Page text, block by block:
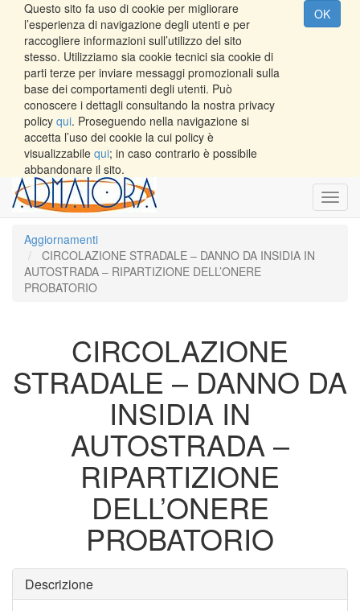
Questo sito fa uso di cookie per migliorare
l’esperienza di navigazione degli utenti e per
raccogliere informazioni sull’utilizzo del sito
stesso. Utilizziamo sia cookie tecnici sia cookie di
parti terze per inviare messaggi promozionali sulla
base dei comportamenti degli utenti. Può
conoscere i dettagli consultando la nostra privacy
policy qui. Proseguendo nella navigazione si
accetta l’uso dei cookie la cui policy è
visualizzabile qui; in caso contrario è possibile
abbandonare il sito.
OK
Aggiornamenti
CIRCOLAZIONE STRADALE – DANNO DA INSIDIA IN
AUTOSTRADA – RIPARTIZIONE DELL’ONERE
PROBATORIO
CIRCOLAZIONE
STRADALE – DANNO DA
INSIDIA IN
AUTOSTRADA –
RIPARTIZIONE
DELL’ONERE
PROBATORIO
Descrizione